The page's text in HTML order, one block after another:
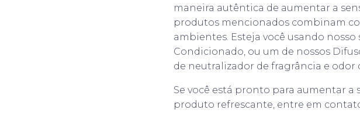
maneira autêntica de aumentar a
produtos mencionados combinam
ambientes. Esteja você usando
Condicionado, ou um de nossos
de neutralizador de fragrância e odor
Se você está pronto para aumentar
produto refrescante, entre em